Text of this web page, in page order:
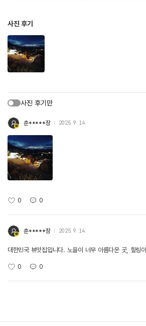
사진 후기
사진 후기만
춘*****장 2025. 9. 14.
0 0
춘*****장 2025. 9. 14.
대한민국 뷰맛집입니다. 노을이 너무 아름다운 곳, 힐링
0 0